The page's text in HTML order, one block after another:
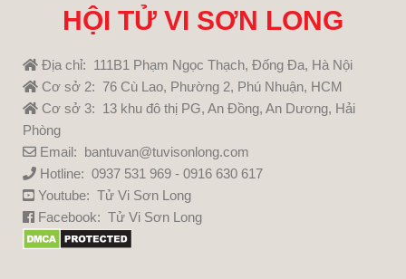
HỘI TỬ VI SƠN LONG
Địa chỉ: 111B1 Phạm Ngọc Thạch, Đống Đa, Hà Nội
Cơ sở 2: 76 Cù Lao, Phường 2, Phú Nhuận, HCM
Cơ sở 3: 13 khu đô thị PG, An Đồng, An Dương, Hải
Phòng
Email: bantuvan@tuvisonlong.com
Hotline: 0937 531 969 - 0916 630 617
Youtube: Tử Vi Sơn Long
Facebook: Tử Vi Sơn Long